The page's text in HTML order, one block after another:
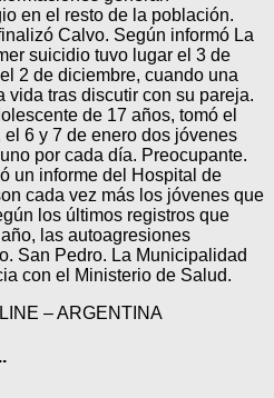
en el resto de la población.
Calvo. Según informó La
suicidio tuvo lugar el 3 de
2 de diciembre, cuando una
vida tras discutir con su pareja.
de 17 años, tomó el
6 y 7 de enero dos jóvenes
por cada día. Preocupante.
un informe del Hospital de
cada vez más los jóvenes que
los últimos registros que
las autoagresiones
San Pedro. La Municipalidad
con el Ministerio de Salud.
– ARGENTINA